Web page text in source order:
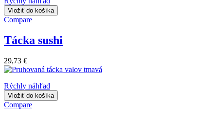
Vložiť do košíka
Compare
Tácka sushi
29,73 €
Rýchly náhľad
Vložiť do košíka
Compare